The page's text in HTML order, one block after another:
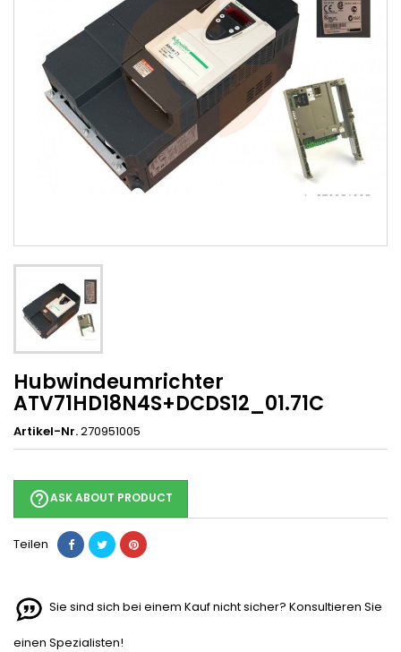
Hubwindeumrichter
ATV71HD18N4S+DCDS12_01.71C
Artikel-Nr.270951005
help_outlineASK ABOUT PRODUCT
Teilen
Sie sind sich bei einem Kauf nicht sicher? Konsultieren Sie
einen Spezialisten!